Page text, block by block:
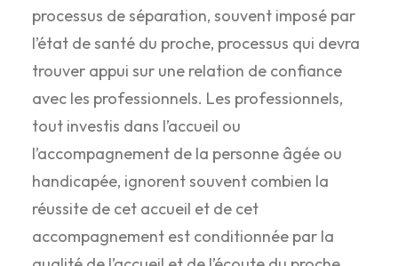
processus de séparation, souvent imposé par
l’état de santé du proche, processus qui devra
trouver appui sur une relation de confiance
avec les professionnels. Les professionnels,
tout investis dans l’accueil ou
l’accompagnement de la personne âgée ou
handicapée, ignorent souvent combien la
réussite de cet accueil et de cet
accompagnement est conditionnée par la